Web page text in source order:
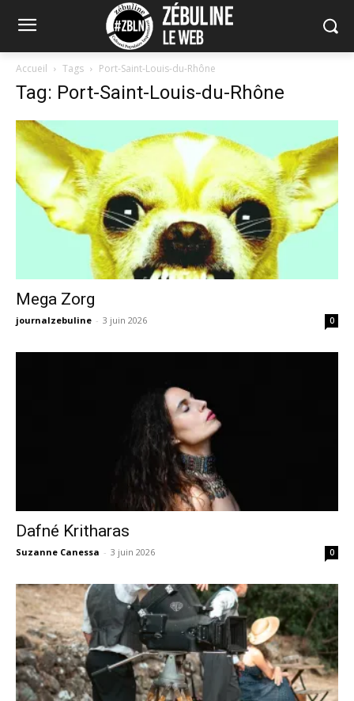
Accueil Tags Port-Saint-Louis-du-Rhône
Tag: Port-Saint-Louis-du-Rhône
Mega Zorg
journalzebuline - 3 juin 2026 0
Dafné Kritharas
Suzanne Canessa - 3 juin 2026 0